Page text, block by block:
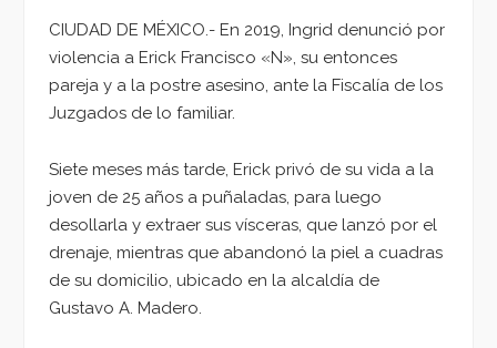
CIUDAD DE MÉXICO.- En 2019, Ingrid denunció por
violencia a Erick Francisco «N», su entonces
pareja y a la postre asesino, ante la Fiscalía de los
Juzgados de lo familiar.
Siete meses más tarde, Erick privó de su vida a la
joven de 25 años a puñaladas, para luego
desollarla y extraer sus vísceras, que lanzó por el
drenaje, mientras que abandonó la piel a cuadras
de su domicilio, ubicado en la alcaldía de
Gustavo A. Madero.